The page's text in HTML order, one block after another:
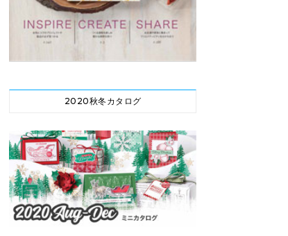
2020秋冬カタログ